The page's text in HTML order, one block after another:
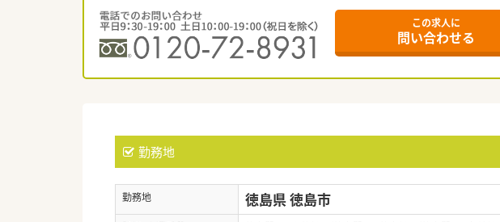
この求人に
問い合わせる
勤務地
勤務地 徳島県 徳島市